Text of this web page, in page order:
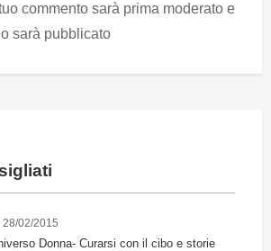
commento sarà prima moderato e
sarà pubblicato
28/02/2015
Donna- Curarsi con il cibo e storie